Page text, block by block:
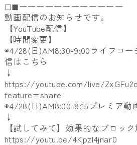
◻︎◼︎ーーーーーーーーーーーー
動画配信のお知らせです。
【YouTube配信】
【時間変更】
◉4/28(日)AM8:30-9:00ライフコー
信はこちら
↓
https://youtube.com/live/
feature=share
◉4/28(日)AM8:00-8:15プレミア動
↓
【試してみて】効果的なブロッ
https://youtu.be/4Kpzl4jnar0